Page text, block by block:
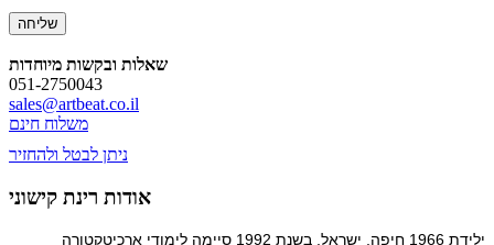
שאלות ובקשות מיוחדות
051-2750043
sales@artbeat.co.il
משלוח חינם
ניתן לבטל ולהחזיר
אודות רינת קישוני
ילידת 1966 חיפה, ישראל. בשנת 1992 סיימה לימודי ארכיטקטורה